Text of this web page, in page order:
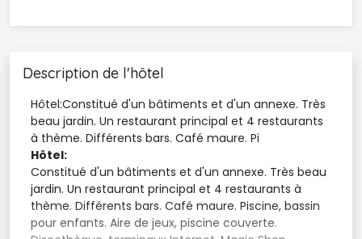
Description de l'hôtel
Hôtel:Constitué d'un bâtiments et d'un annexe. Très
beau jardin. Un restaurant principal et 4 restaurants
à thème. Différents bars. Café maure. Pi
Hôtel:
Constitué d'un bâtiments et d'un annexe. Très beau
jardin. Un restaurant principal et 4 restaurants à
thème. Différents bars. Café maure. Piscine, bassin
pour enfants. Aire de jeux, piscine couverte.